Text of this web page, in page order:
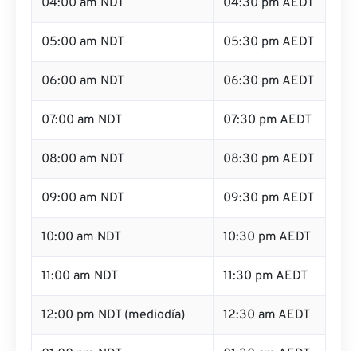
04:00 am NDT 04:30 pm AEDT
05:00 am NDT 05:30 pm AEDT
06:00 am NDT 06:30 pm AEDT
07:00 am NDT 07:30 pm AEDT
08:00 am NDT 08:30 pm AEDT
09:00 am NDT 09:30 pm AEDT
10:00 am NDT 10:30 pm AEDT
11:00 am NDT 11:30 pm AEDT
12:00 pm NDT (mediodía) 12:30 am AEDT